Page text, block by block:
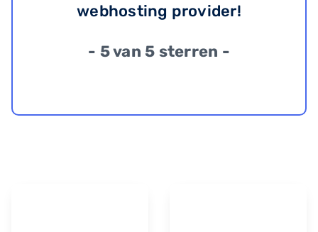
webhosting provider!
- 5 van 5 sterren -